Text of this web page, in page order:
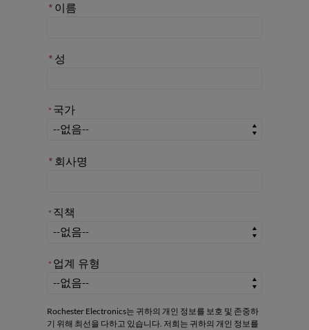
*이름
*성
* 국가
국가
*회사명
* 직책
직책
* 업계 유형
업계 유형
Rochester Electronics는 귀하의 개인 정보를 보호 및 존중하
기 위해 최선을 다하고 있습니다. 저희는 귀하의 개인 정보를